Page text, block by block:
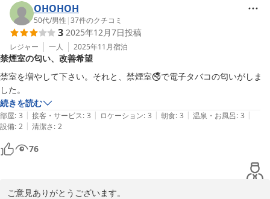
くお知らせください。再訪を心よりお待ちしております。
HOTEL フロント
ＨＯＴＥＬ ＡＺ 熊本大津店
2026-01-29
す。ご滞在中にお気づきの点やご要望がございましたら、遠慮なく
お知らせください。
HOTELAZ熊本大津店　フロント
ＨＯＴＥＬ ＡＺ 熊本大津店
2026-06-26
OHOHOH
50代/男性 |37件のクチコミ
3 2025年12月7日投稿
レジャー 一人 2025年11月宿泊
禁煙室の匂い、改善希望
禁室を増やして下さい。それと、禁煙室🚭️で電子タバコの匂いがしま
した。
続きを読む
部屋: 3 | 接客・サービス: 3 | ロケーション: 3 | 朝食: 3 | 温泉・お風呂: 3 |
設備: 2 | 清潔さ: 2
76
ご意見ありがとうございます。